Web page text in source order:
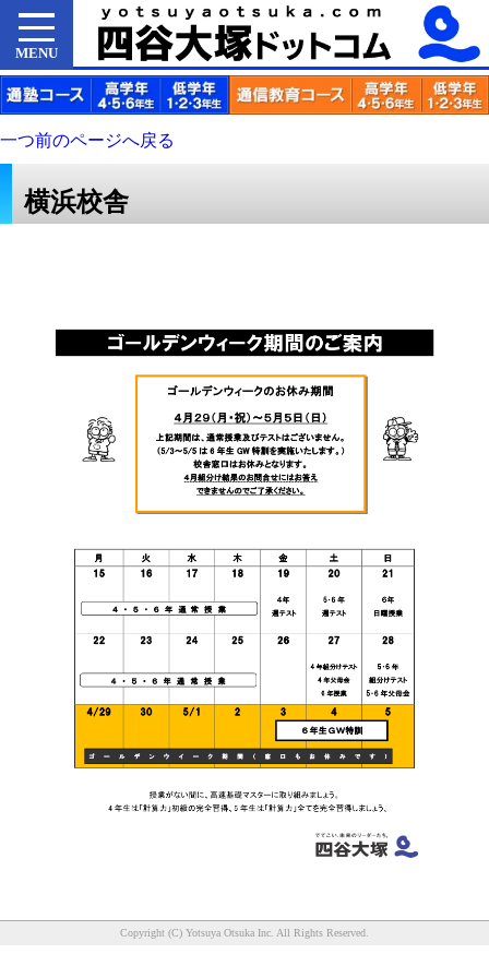
MENU
一つ前のページへ戻る
横浜校舎
Copyright (C) Yotsuya Otsuka Inc. All Rights Reserved.